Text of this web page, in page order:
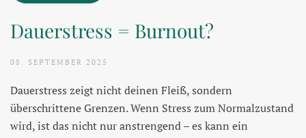
Dauerstress = Burnout?
08. SEPTEMBER 2025
Dauerstress zeigt nicht deinen Fleiß, sondern
überschrittene Grenzen. Wenn Stress zum Normalzustand
wird, ist das nicht nur anstrengend – es kann ein